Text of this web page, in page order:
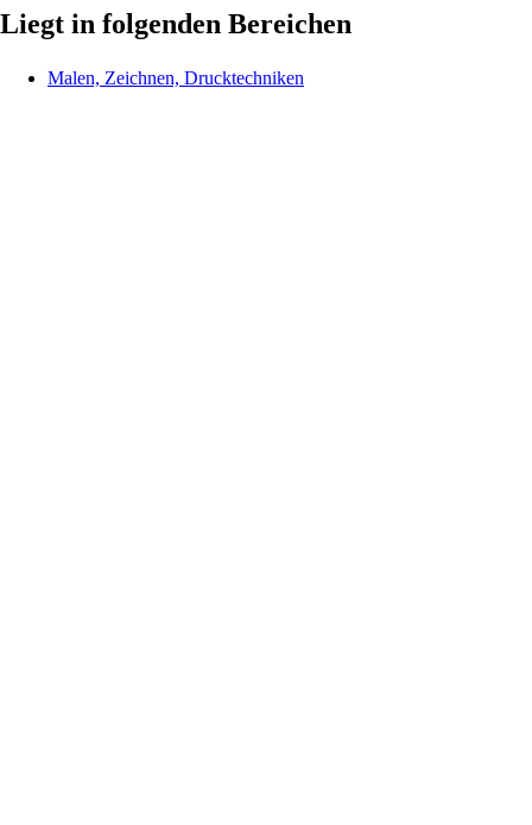
Liegt in folgenden Bereichen
Malen, Zeichnen, Drucktechniken